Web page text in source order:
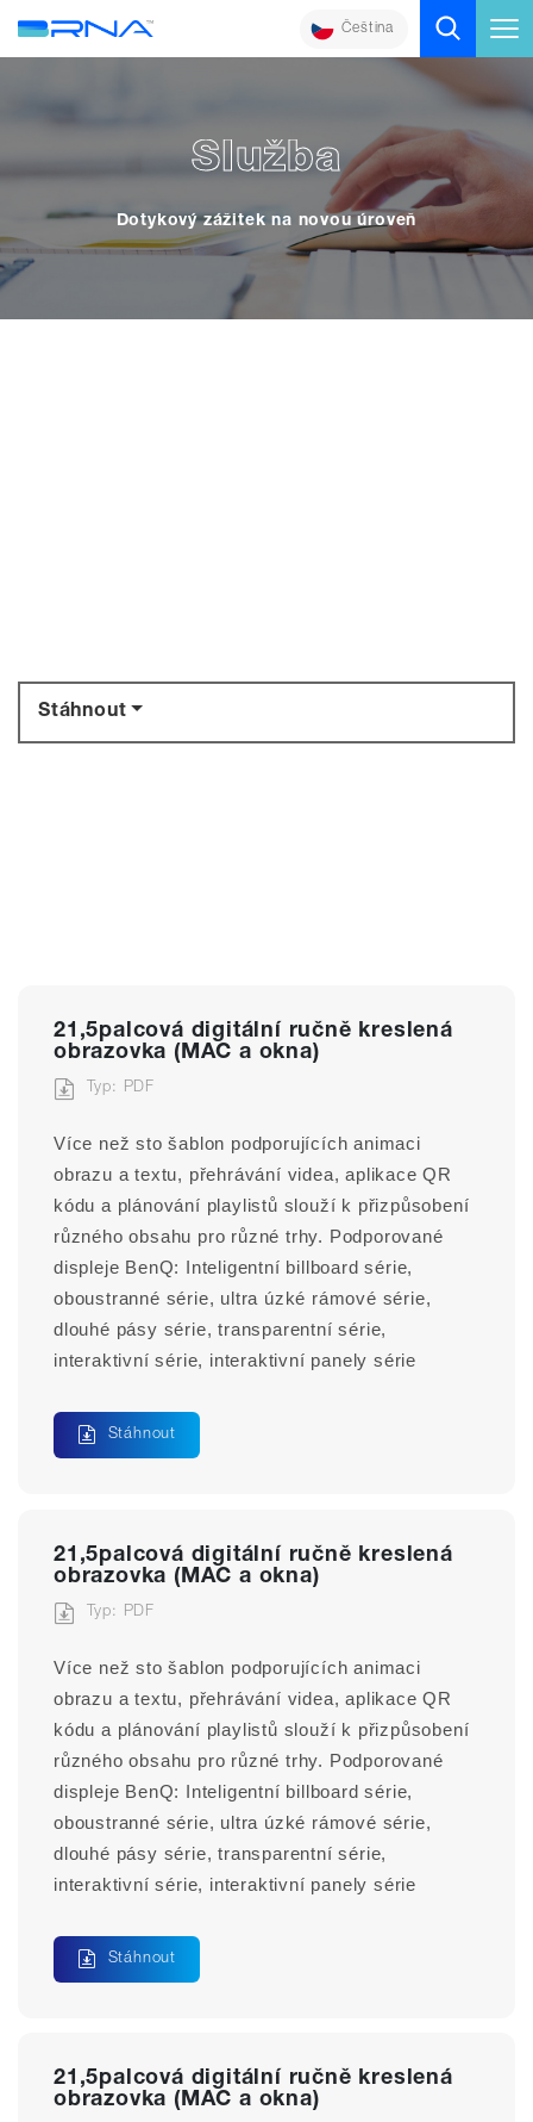
Čeština
Služba
Dotykový zážitek na novou úroveň
Stáhnout
21,5palcová digitální ručně kreslená
obrazovka (MAC a okna)
Typ: PDF
Více než sto šablon podporujících animaci
obrazu a textu, přehrávání videa, aplikace QR
kódu a plánování playlistů slouží k přizpůsobení
různého obsahu pro různé trhy. Podporované
displeje BenQ: Inteligentní billboard série,
oboustranné série, ultra úzké rámové série,
dlouhé pásy série, transparentní série,
interaktivní série, interaktivní panely série
Stáhnout
21,5palcová digitální ručně kreslená
obrazovka (MAC a okna)
Typ: PDF
Více než sto šablon podporujících animaci
obrazu a textu, přehrávání videa, aplikace QR
kódu a plánování playlistů slouží k přizpůsobení
různého obsahu pro různé trhy. Podporované
displeje BenQ: Inteligentní billboard série,
oboustranné série, ultra úzké rámové série,
dlouhé pásy série, transparentní série,
interaktivní série, interaktivní panely série
Stáhnout
21,5palcová digitální ručně kreslená
obrazovka (MAC a okna)